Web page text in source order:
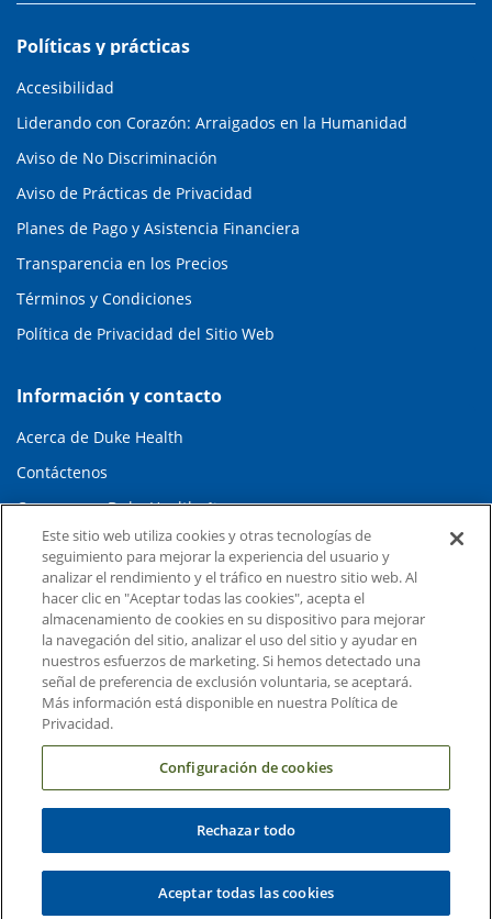
Políticas y prácticas
Accesibilidad
Liderando con Corazón: Arraigados en la Humanidad
Aviso de No Discriminación
Aviso de Prácticas de Privacidad
Planes de Pago y Asistencia Financiera
Transparencia en los Precios
Términos y Condiciones
Política de Privacidad del Sitio Web
Información y contacto
Acerca de Duke Health
Contáctenos
Carreras en Duke Health
Sala de Prensa de Duke Health
Suscripción al Correo Electrónico
Médicos Derivadores
Enlaces relacionados
Duke Cancer Institute
Duke School of Medicine
Duke University
Este sitio web utiliza cookies y otras tecnologías de
seguimiento para mejorar la experiencia del usuario y
analizar el rendimiento y el tráfico en nuestro sitio web. Al
hacer clic en "Aceptar todas las cookies", acepta el
almacenamiento de cookies en su dispositivo para mejorar
la navegación del sitio, analizar el uso del sitio y ayudar en
nuestros esfuerzos de marketing. Si hemos detectado una
señal de preferencia de exclusión voluntaria, se aceptará.
Más información está disponible en nuestra Política de
Privacidad.
Configuración de cookies
Rechazar todo
Aceptar todas las cookies